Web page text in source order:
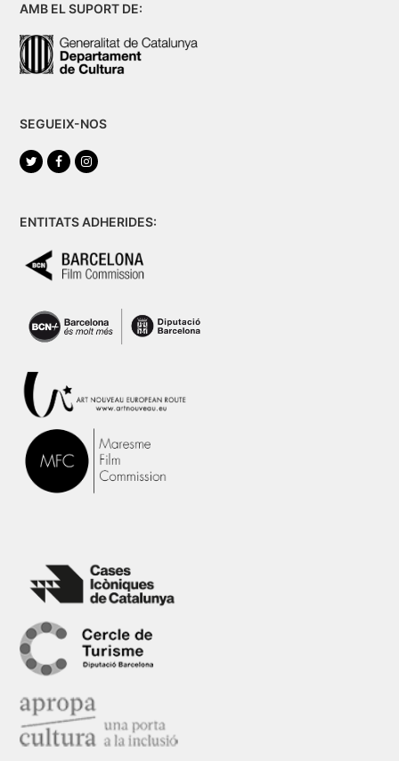
AMB EL SUPORT DE:
SEGUEIX-NOS
TwitterFacebookInstagram
ENTITATS ADHERIDES: